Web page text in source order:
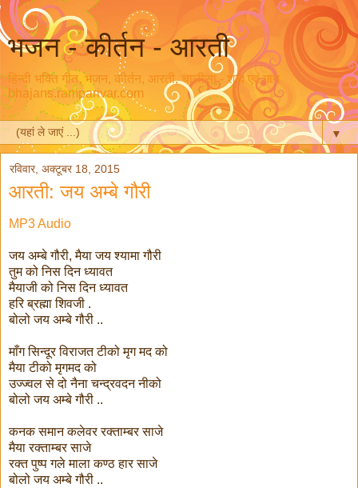
भजन - कीर्तन - आरती
हिन्दी भक्ति गीत, भजन, कीर्तन, आरती, चालीसा - शब्द एवं गान
bhajans.ramparivar.com
▼
रविवार, अक्टूबर 18, 2015
आरती: जय अम्बे गौरी
MP3 Audio
जय अम्बे गौरी, मैया जय श्यामा गौरी
तुम को निस दिन ध्यावत
मैयाजी को निस दिन ध्यावत
हरि ब्रह्मा शिवजी .
बोलो जय अम्बे गौरी ..
माँग सिन्दूर विराजत टीको मृग मद को
मैया टीको मृगमद को
उज्ज्वल से दो नैना चन्द्रवदन नीको
बोलो जय अम्बे गौरी ..
कनक समान कलेवर रक्ताम्बर साजे
मैया रक्ताम्बर साजे
रक्त पुष्प गले माला कण्ठ हार साजे
बोलो जय अम्बे गौरी ..